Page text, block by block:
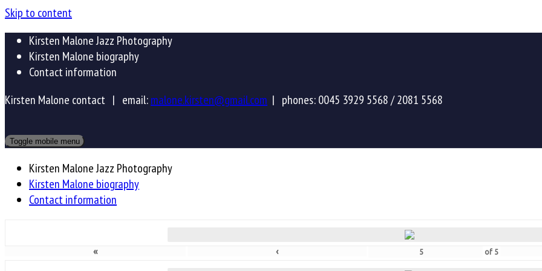
Skip to content
Kirsten Malone Jazz Photography
Kirsten Malone biography
Contact information
Kirsten Malone contact | email:malone.kirsten@gmail.com | phones: 0045 3929 5568 / 2081 5568
Toggle mobile menu
Kirsten Malone Jazz Photography
Kirsten Malone biography
Contact information
« ‹ of 5